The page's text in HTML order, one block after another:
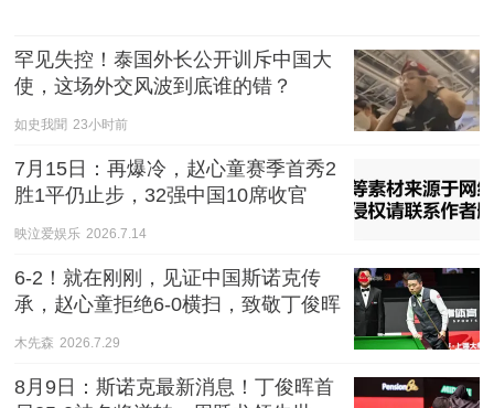
罕见失控！泰国外长公开训斥中国大
使，这场外交风波到底谁的错？
如史我聞 23小时前
7月15日：再爆冷，赵心童赛季首秀2
胜1平仍止步，32强中国10席收官
映泣爱娱乐 2026.7.14
6-2！就在刚刚，见证中国斯诺克传
承，赵心童拒绝6-0横扫，致敬丁俊晖
木先森 2026.7.29
8月9日：斯诺克最新消息！丁俊晖首